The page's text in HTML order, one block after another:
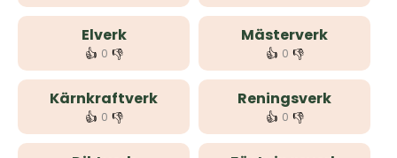
Elverk
👍 0 👎
Mästerverk
👍 0 👎
Kärnkraftverk
👍 0 👎
Reningsverk
👍 0 👎